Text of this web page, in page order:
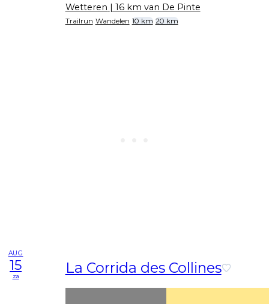
Wetteren | 16 km van De Pinte
Trailrun Wandelen 10 km 20 km
AUG
15
za La Corrida des Collines